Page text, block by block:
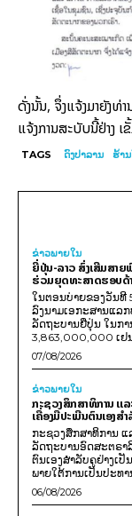
ດັ່ງນັ້ນ, ຈຶ່ງແຈ້ງມາຍັງ
ແຈ້ງການສະບັບນີ້ຢ່າງ ເ
TAGS ດົງປາລານ ຮ້າ
ຂ່າວພາຍ​ໃນ
ຍີ່ປຸ່ນ-ລາວ ສົ່ງເສີມສາ
ຮ່ວມຍຸດທະສາດຮອບດ້
ໃນຕອນບ່າຍຂອງວັນທີ
ລົງນາມເອກະສານແລ
ລັດຖະບານຍີ່ປຸ່ນ ໃນກ
3,863,000,000 ເຢນ
07/08/2026
ຂ່າວພາຍ​ໃນ
ກະຊວງສຶກສາທິການ ແ
ເຄື່ອງມືປະເມີນຕົນເອງ
ກະຊວງສຶກສາທິການ
ລັດຖະບານອົດສະຕຣາ
ຕົນເອງສຳລັບຄູຢ່າງເ
ພາຍໃຕ້ການເປັນປະທາ
06/08/2026